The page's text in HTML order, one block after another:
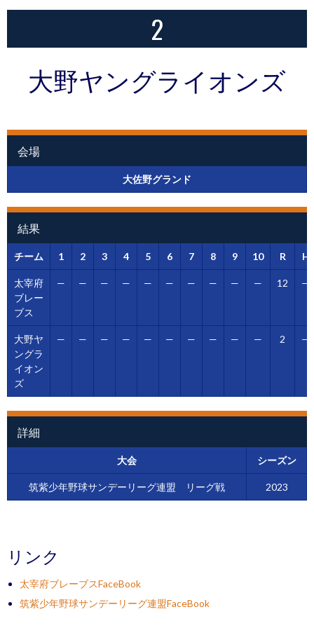
2
大野ヤングライオンズ
会場
大佐野グランド
結果
チーム 1 2 3 4 5 6 7 8 9 10 R H
太宰府
ブレー
ブス
— — — — — — — — — — 12 —
大野ヤ
ングラ
イオン
ズ
— — — — — — — — — — 2 —
詳細
大会 シーズン
筑紫少年野球サンデーリーグ連盟 リーグ戦 2023
リンク
太宰府ブレーブスFaceBook
筑紫少年野球サンデーリーグ連盟FaceBook